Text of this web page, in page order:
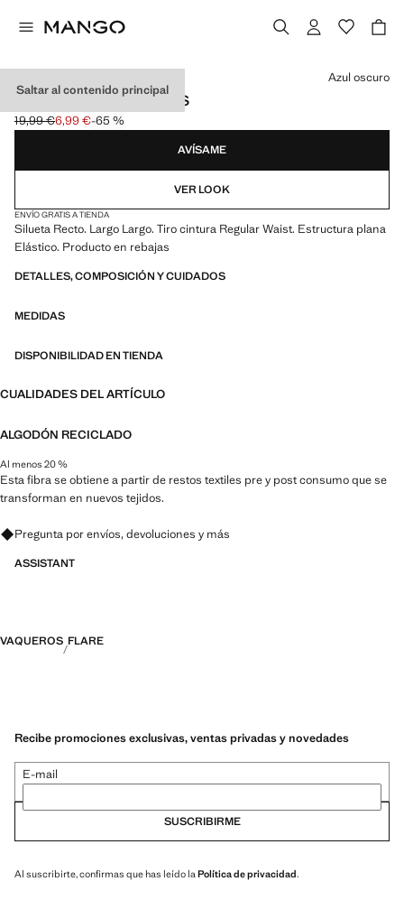
Saltar al contenido principal
JEANS FLARE BOTONES
Precio inicial tachado [19,99 € ]
19,99 €
Precio actual [6,99 € ]
6,99 €-65 %
Selecciona un color
Azul oscuro
AVÍSAME
VER LOOK
ENVÍO GRATIS A TIENDA
Silueta Recto. Largo Largo. Tiro cintura Regular Waist. Estructura plana
Elástico. Producto en rebajas
DETALLES, COMPOSICIÓN Y CUIDADOS
MEDIDAS
DISPONIBILIDAD EN TIENDA
CUALIDADES DEL ARTÍCULO
ALGODÓN RECICLADO
Al menos 20 %
Esta fibra se obtiene a partir de restos textiles pre y post consumo que se
transforman en nuevos tejidos.
Pregunta por envíos, devoluciones y más
ASSISTANT
VAQUEROS FLARE
Recibe promociones exclusivas, ventas privadas y novedades
E-mail
SUSCRIBIRME
Al suscribirte, confirmas que has leído laPolítica de privacidad.